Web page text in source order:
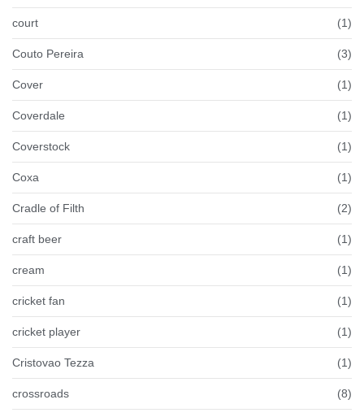
court (1)
Couto Pereira (3)
Cover (1)
Coverdale (1)
Coverstock (1)
Coxa (1)
Cradle of Filth (2)
craft beer (1)
cream (1)
cricket fan (1)
cricket player (1)
Cristovao Tezza (1)
crossroads (8)